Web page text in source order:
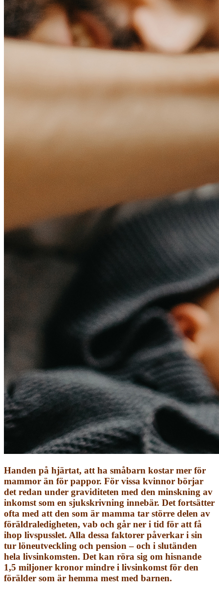
Handen på hjärtat, att ha småbarn kostar mer för
mammor än för pappor. För vissa kvinnor börjar
det redan under graviditeten med den minskning av
inkomst som en sjukskrivning innebär. Det fortsätter
ofta med att den som är mamma tar större delen av
föräldraledigheten, vab och går ner i tid för att få
ihop livspusslet. Alla dessa faktorer påverkar i sin
tur löneutveckling och pension – och i slutänden
hela livsinkomsten. Det kan röra sig om hisnande
1,5 miljoner kronor mindre i livsinkomst för den
förälder som är hemma mest med barnen.